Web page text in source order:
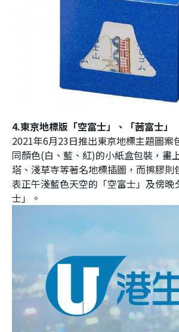
4.東京地標版「空富士」、「茜富士」
2021年6月23日推出東京地標主題圖案
同顏色(白、藍、紅)的小紙盒包裝，畫
塔、淺草寺等著名地標插圖，而擦膠則
表正午淺藍色天空的「空富士」及傍晚
士」。